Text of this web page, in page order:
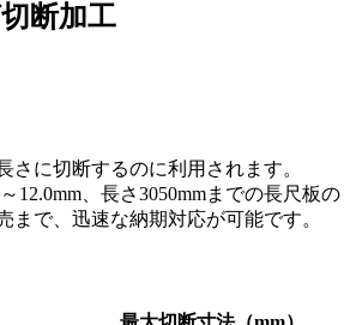
断加工
さに切断するのに利用されます。
12.0mm、長さ3050mmまでの長尺板の
まで、迅速な納期対応が可能です。